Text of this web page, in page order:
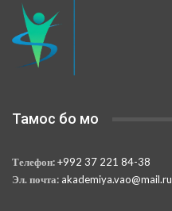
Тамос бо мо
Телефон:+992 37 221 84-38
Эл. почта: akademiya.vao@mail.ru